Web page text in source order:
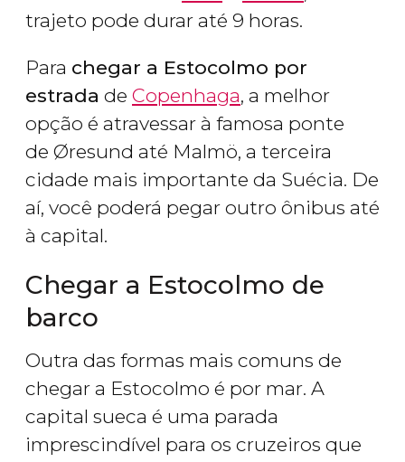
trajeto pode durar até 9 horas.
Para chegar a Estocolmo por
estrada de Copenhaga, a melhor
opção é atravessar à famosa ponte
de Øresund até Malmö, a terceira
cidade mais importante da Suécia. De
aí, você poderá pegar outro ônibus até
à capital.
Chegar a Estocolmo de
barco
Outra das formas mais comuns de
chegar a Estocolmo é por mar. A
capital sueca é uma parada
imprescindível para os cruzeiros que